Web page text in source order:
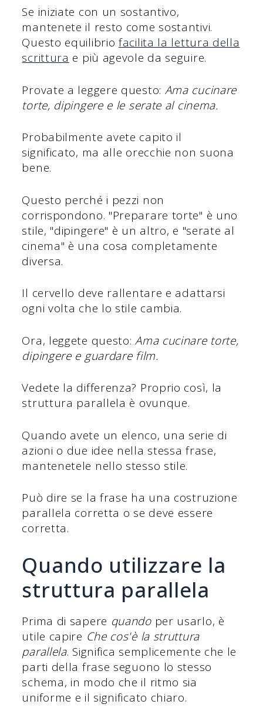
Se iniziate con un sostantivo,
mantenete il resto come sostantivi.
Questo equilibriofacilita la lettura della
scrittura e più agevole da seguire.
Provate a leggere questo: Ama cucinare
torte, dipingere e le serate al cinema.
Probabilmente avete capito il
significato, ma alle orecchie non suona
bene.
Questo perché i pezzi non
corrispondono. "Preparare torte" è uno
stile, "dipingere" è un altro, e "serate al
cinema" è una cosa completamente
diversa.
Il cervello deve rallentare e adattarsi
ogni volta che lo stile cambia.
Ora, leggete questo:Ama cucinare torte,
dipingere e guardare film.
Vedete la differenza? Proprio così, la
struttura parallela è ovunque.
Quando avete un elenco, una serie di
azioni o due idee nella stessa frase,
mantenetele nello stesso stile.
Può dire se la frase ha una costruzione
parallela corretta o se deve essere
corretta.
Quando utilizzare la
struttura parallela
Prima di sapere quandoper usarlo, è
utile capire Che cos'è la struttura
parallela. Significa semplicemente che le
parti della frase seguono lo stesso
schema, in modo che il ritmo sia
uniforme e il significato chiaro.